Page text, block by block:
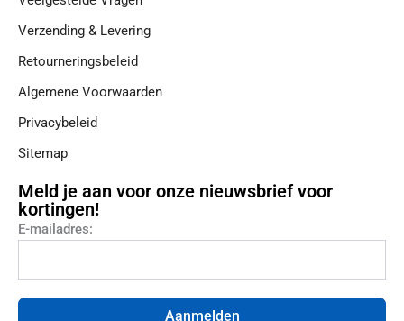
Verzending & Levering
Retourneringsbeleid
Algemene Voorwaarden
Privacybeleid
Sitemap
Meld je aan voor onze nieuwsbrief voor
kortingen!
E-mailadres:
Aanmelden